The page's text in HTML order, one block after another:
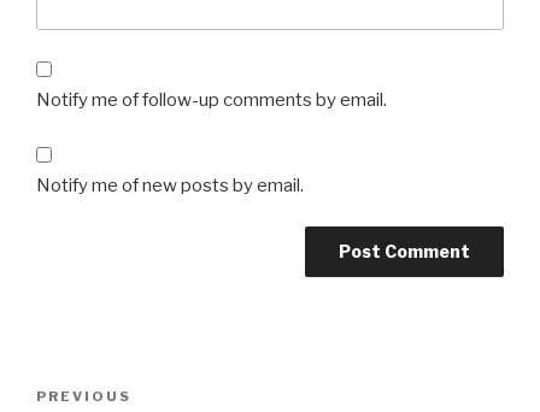
Notify me of follow-up comments by email.
Notify me of new posts by email.
Previous
PREVIOUS